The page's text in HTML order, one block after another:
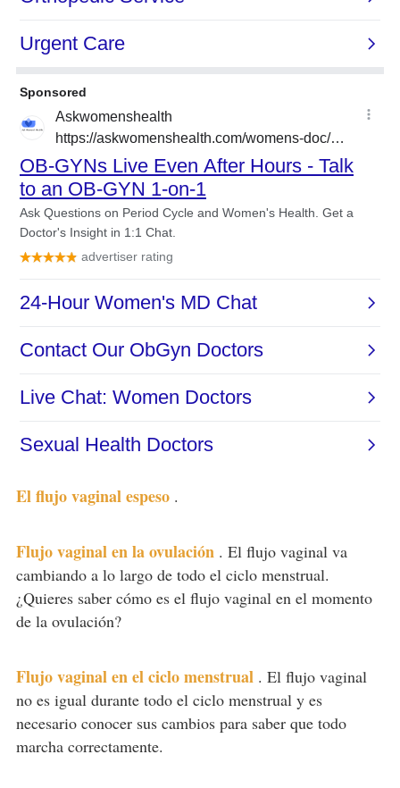
El flujo vaginal espeso .
Flujo vaginal en la ovulación . El flujo vaginal va
cambiando a lo largo de todo el ciclo menstrual.
¿Quieres saber cómo es el flujo vaginal en el momento
de la ovulación?
Flujo vaginal en el ciclo menstrual . El flujo vaginal
no es igual durante todo el ciclo menstrual y es
necesario conocer sus cambios para saber que todo
marcha correctamente.